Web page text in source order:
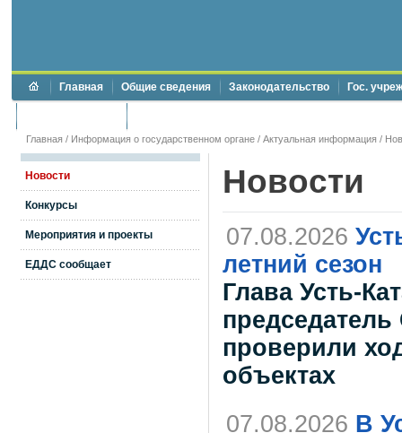
Главная Общие сведения Законодательство Гос.
Главная / Информация о государственном органе / Актуальная информация /
Новости
Конкурсы
Мероприятия и проекты
ЕДДС сообщает
Новости
07.08.2026
летний сезон
Глава Усть-
проверили
объектах
07.08.2026 В